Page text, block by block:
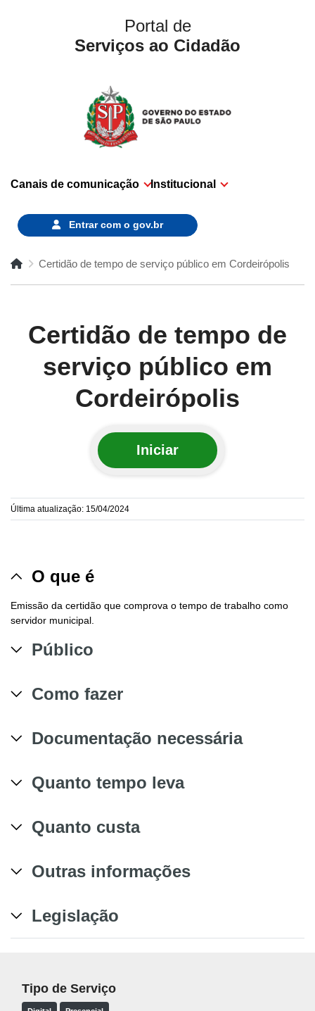
Portal de
Serviços ao Cidadão
Canais de comunicação Institucional
Entrar com o gov.br
Certidão de tempo de serviço público em Cordeirópolis
Certidão de tempo de
serviço público em
Cordeirópolis
Iniciar
Última atualização: 15/04/2024
O que é
Emissão da certidão que comprova o tempo de trabalho como
servidor municipal.
Público
Como fazer
Documentação necessária
Quanto tempo leva
Quanto custa
Outras informações
Legislação
Tipo de Serviço